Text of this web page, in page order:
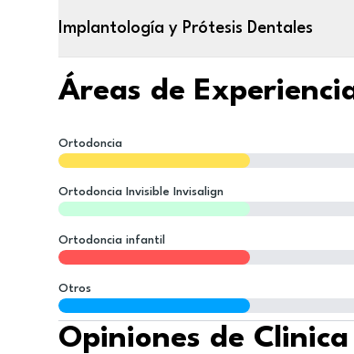
Implantología y Prótesis Dentales
Áreas de
Ortodoncia
Ortodoncia Invisible Invisalign
Ortodoncia infantil
Otros
Opiniones de